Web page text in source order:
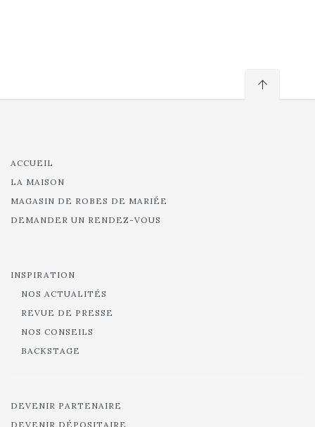
ACCUEIL
LA MAISON
MAGASIN DE ROBES DE MARIÉE
DEMANDER UN RENDEZ-VOUS
INSPIRATION
NOS ACTUALITÉS
REVUE DE PRESSE
NOS CONSEILS
BACKSTAGE
DEVENIR PARTENAIRE
DEVENIR DÉPOSITAIRE